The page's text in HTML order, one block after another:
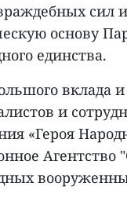
сил
основу
единства.
вклада
и
«Героя